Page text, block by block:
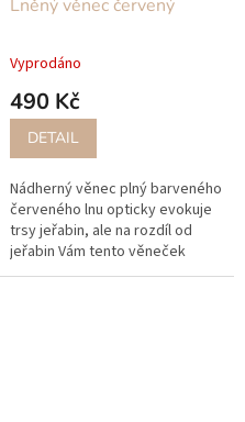
Lněný věnec červený
Vyprodáno
490 Kč
DETAIL
Nádherný věnec plný barveného
červeného lnu opticky evokuje
trsy jeřabin, ale na rozdíl od
jeřabin Vám tento věneček
vydrží o pár let déle. Vypadá